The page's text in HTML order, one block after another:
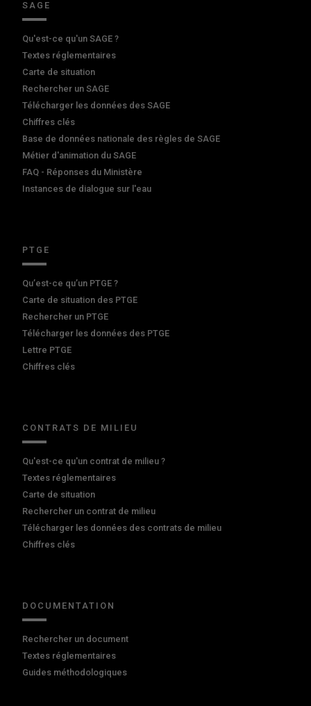
SAGE
Qu'est-ce qu'un SAGE ?
Textes réglementaires
Carte de situation
Rechercher un SAGE
Télécharger les données des SAGE
Chiffres clés
Base de données nationale des règles de SAGE
Métier d'animation du SAGE
FAQ - Réponses du Ministère
Instances de dialogue sur l'eau
PTGE
Qu’est-ce qu’un PTGE ?
Carte de situation des PTGE
Rechercher un PTGE
Télécharger les données des PTGE
Lettre PTGE
Chiffres clés
CONTRATS DE MILIEU
Qu'est-ce qu'un contrat de milieu ?
Textes réglementaires
Carte de situation
Rechercher un contrat de milieu
Télécharger les données des contrats de milieu
Chiffres clés
DOCUMENTATION
Rechercher un document
Textes réglementaires
Guides méthodologiques